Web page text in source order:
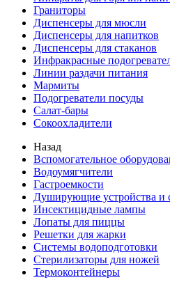
Граниторы
Диспенсеры для мюсли
Диспенсеры для напитков
Диспенсеры для стаканов
Инфракрасные
Линии раздачи питания
Мармиты
Подогреватели посуды
Салат-бары
Сокоохладители
Назад
Вспомогательное
Водоумягчители
Гастроемкости
Душирующие устройства и
Инсектицидные лампы
Лопаты для пиццы
Решетки для жарки
Системы водоподготовки
Стерилизаторы для ножей
Термоконтейнеры